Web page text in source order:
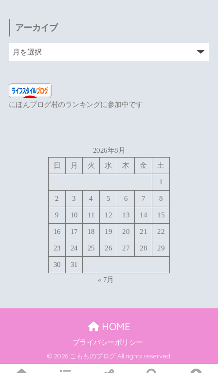
アーカイブ
にほんブログ村のランキングに参加中です
2026年8月
日
月 火 水 木 金 土
1
2 3 4 5 6 7 8
9 10 11 12 13 14 15
16 17 18 19 20 21 22
23 24 25 26 27 28 29
30
31
« 7月
HOME
プライバシーポリシー
© 2026 こもものブログ All rights reserved.